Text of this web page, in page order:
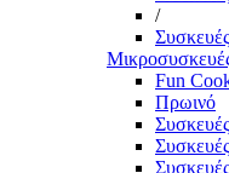
/
Fun
Πρωινό